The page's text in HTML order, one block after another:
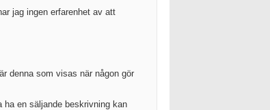
jag ingen erfarenhet av att
denna som visas när någon gör
en säljande beskrivning kan